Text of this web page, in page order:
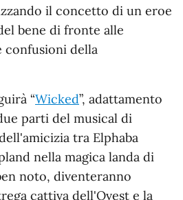
il concetto di un eroe
bene di fronte alle
confusioni della
“Wicked”, adattamento
parti del musical di
tra Elphaba
nella magica landa di
noto, diventeranno
cattiva dell'Ovest e la